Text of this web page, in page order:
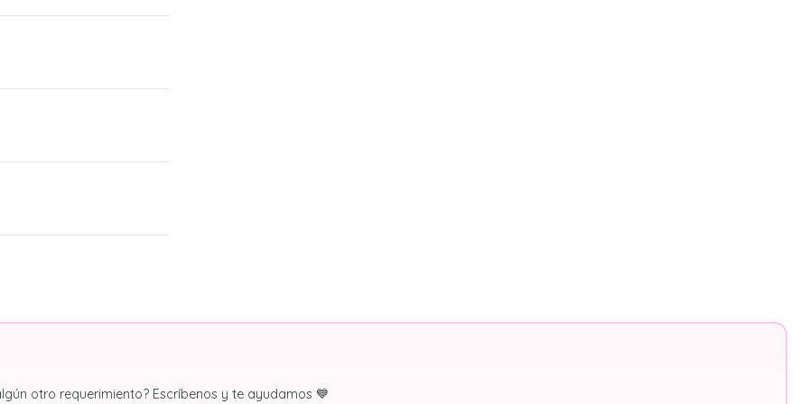
otro requerimiento? Escríbenos y te ayudamos 💙